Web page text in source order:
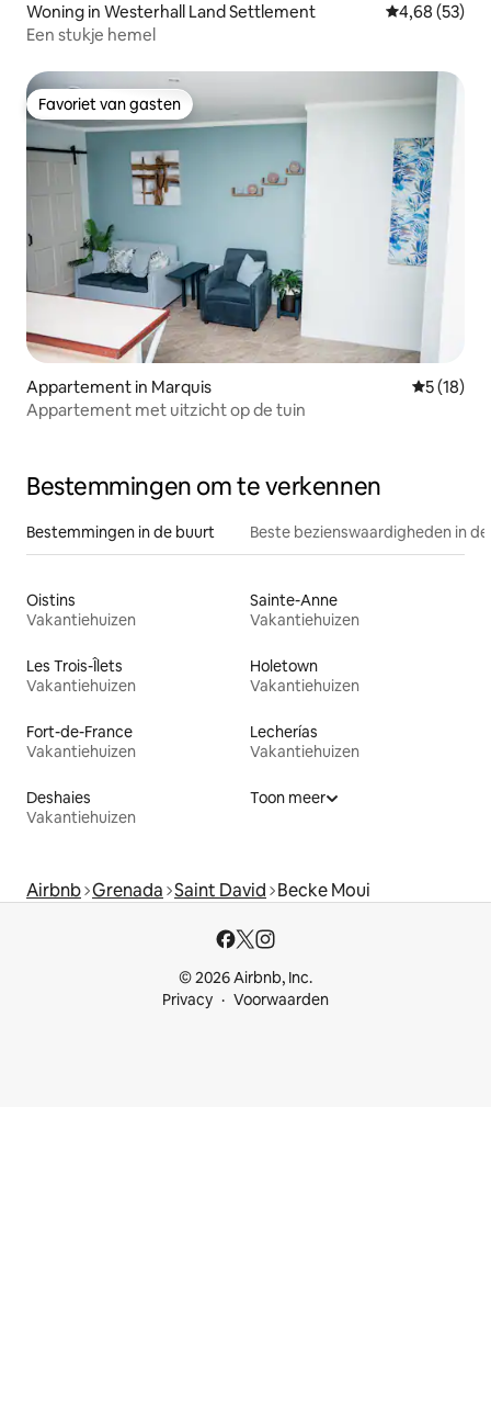
Woning in Westerhall Land Settlement Gemiddelde
4,68 (53)
Een stukje hemel
Favoriet van gasten
Favoriet van gasten
Appartement in Marquis
5 (18)
Appartement met uitzicht op de tuin
Bestemmingen om te verkennen
Bestemmingen in de buurt Beste bezienswaardigheden in
Oistins
Vakantiehuizen
Sainte-Anne
Vakantiehuizen
Les Trois-Îlets
Vakantiehuizen
Holetown
Vakantiehuizen
Fort-de-France
Vakantiehuizen
Lecherías
Vakantiehuizen
Deshaies
Vakantiehuizen
Toon meer
Airbnb Grenada Saint David Becke Moui
© 2026 Airbnb, Inc.
Privacy
Voorwaarden